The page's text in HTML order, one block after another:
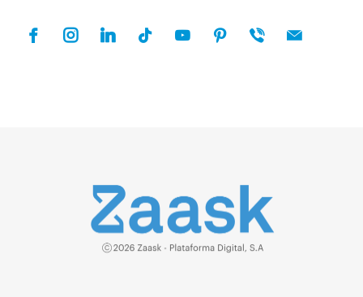
facebookinstagramlinkedintiktok youtubepinterest
viber mail